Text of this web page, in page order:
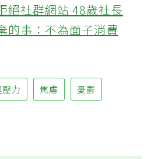
絕社群網站 48歲社長
的事：不為面子消費
力 焦慮 憂鬱